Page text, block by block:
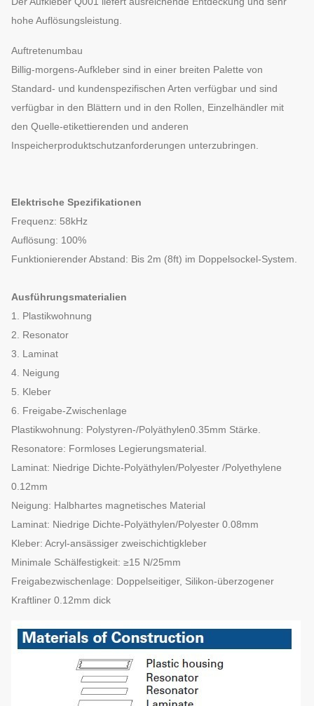
Zwischenlage)
hohe Auflösungsleistung.
Auftretenumbau
Billig-morgens-Aufkleber sind in einer breiten Palette von
Standard- und kundenspezifischen Arten verfügbar und sind
verfügbar in den Blättern und in den Rollen, Einzelhändler mit
den Quelle-etikettierenden und anderen
Inspeicherproduktschutzanforderungen unterzubringen.
Elektrische Spezifikationen
Frequenz: 58kHz
Auflösung: 100%
Funktionierender Abstand: Bis 2m (8ft) im Doppelsockel-System.
Ausführungsmaterialien
1. Plastikwohnung
2. Resonator
3. Laminat
4. Neigung
5. Kleber
6. Freigabe-Zwischenlage
Plastikwohnung: Polystyren-/Polyäthylen0.35mm Stärke.
Resonatore: Formloses Legierungsmaterial.
Laminat: Niedrige Dichte-Polyäthylen/Polyester /Polyethylene
0.12mm
Neigung: Halbhartes magnetisches Material
Laminat: Niedrige Dichte-Polyäthylen/Polyester 0.08mm
Kleber: Acryl-ansässiger zweischichtigkleber
Minimale Schälfestigkeit: ≥15 N/25mm
Freigabezwischenlage: Doppelseitiger, Silikon-überzogener
Kraftliner 0.12mm dick